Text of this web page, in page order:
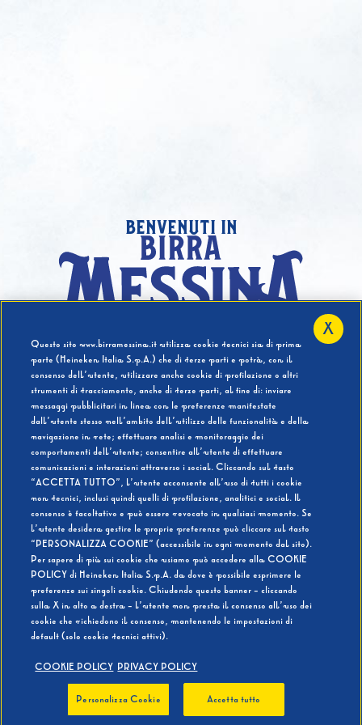
benvenuti in
Hai compiuto 18 Anni?
SI NO
BEVI RESPONSABILMENTE
Questo sito www.birramessina.it utilizza cookie tecnici sia di prima
parte (Heineken Italia S.p.A.) che di terze parti e potrà, con il
consenso dell’utente, utilizzare anche cookie di profilazione o altri
strumenti di tracciamento, anche di terze parti, al fine di: inviare
messaggi pubblicitari in linea con le preferenze manifestate
dall’utente stesso nell’ambito dell’utilizzo delle funzionalità e della
navigazione in rete; effettuare analisi e monitoraggio dei
comportamenti dell’utente; consentire all’utente di effettuare
comunicazioni e interazioni attraverso i social. Cliccando sul tasto
“ACCETTA TUTTO”, l’utente acconsente all’uso di tutti i cookie
non tecnici, inclusi quindi quelli di profilazione, analitici e social. Il
consenso è facoltativo e può essere revocato in qualsiasi momento. Se
l’utente desidera gestire le proprie preferenze può cliccare sul tasto
“PERSONALIZZA COOKIE” (accessibile in ogni momento dal sito).
Per sapere di più sui cookie che usiamo può accedere alla COOKIE
POLICY di Heineken Italia S.p.A. da dove è possibile esprimere le
preferenze sui singoli cookie. Chiudendo questo banner - cliccando
sulla X in alto a destra - l’utente non presta il consenso all’uso dei
cookie che richiedono il consenso, mantenendo le impostazioni di
default (solo cookie tecnici attivi).
COOKIE POLICY PRIVACY POLICY
Personalizza Cookie Accetta tutto
X